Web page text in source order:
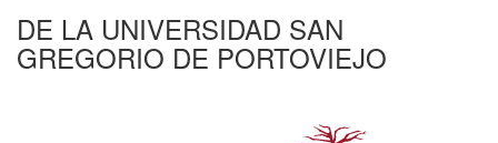
DE LA UNIVERSIDAD SAN
GREGORIO DE PORTOVIEJO